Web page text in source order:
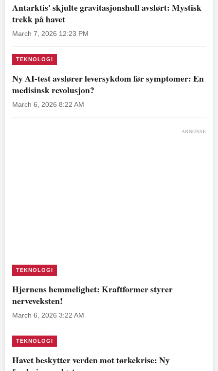
Antarktis' skjulte gravitasjonshull avslørt: Mystisk
trekk på havet
March 7, 2026 12:23 PM
TEKNOLOGI
Ny AI-test avslører leversykdom før symptomer: En
medisinsk revolusjon?
March 6, 2026 8:22 AM
ANNONSE
TEKNOLOGI
Hjernens hemmelighet: Kraftformer styrer
nerveveksten!
March 6, 2026 3:22 AM
TEKNOLOGI
Havet beskytter verden mot tørkekrise: Ny